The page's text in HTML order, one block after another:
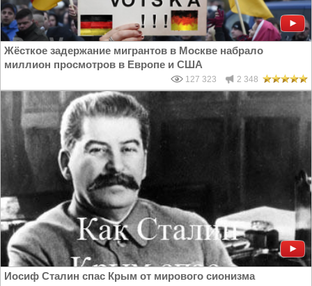
Жёсткое задержание мигрантов в Москве набрало
миллион просмотров в Европе и США
127 323 2 348
Иосиф Сталин спас Крым от мирового сионизма